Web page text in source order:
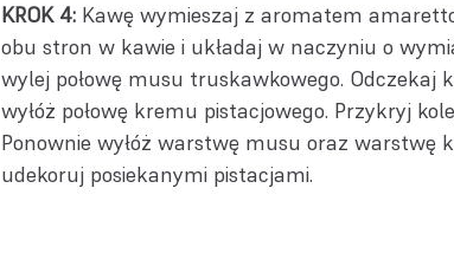
KROK 4: Kawę wymieszaj z aromatem
obu stron w kawie i układaj w naczyniu o
wylej połowę musu truskawkowego.
wyłóż połowę kremu pistacjowego. Przykryj
Ponownie wyłóż warstwę musu oraz warstwę
udekoruj posiekanymi pistacjami.